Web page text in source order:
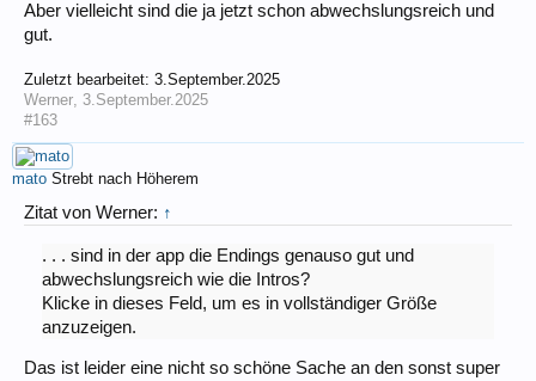
Aber vielleicht sind die ja jetzt schon abwechslungsreich und
gut.
Zuletzt bearbeitet: 3.September.2025
Werner, 3.September.2025
#163
mato Strebt nach Höherem
Zitat von Werner: ↑
. . . sind in der app die Endings genauso gut und
abwechslungsreich wie die Intros?
Klicke in dieses Feld, um es in vollständiger Größe
anzuzeigen.
Das ist leider eine nicht so schöne Sache an den sonst super